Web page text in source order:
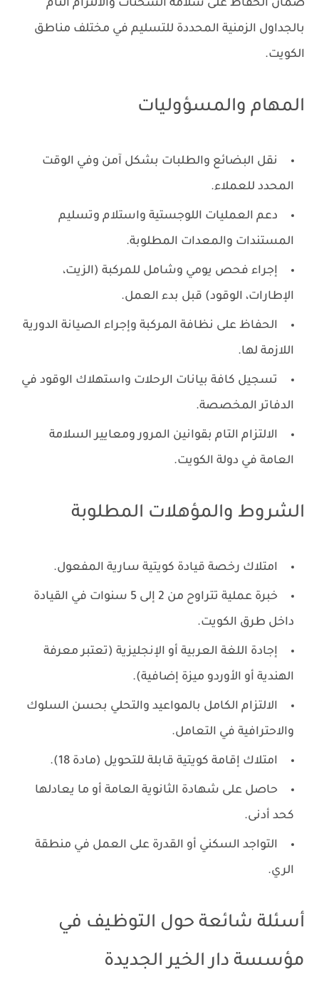
ضمان الحفاظ على سلامة الشحنات والالتزام التام
بالجداول الزمنية المحددة للتسليم في مختلف مناطق
الكويت.
المهام والمسؤوليات
نقل البضائع والطلبات بشكل آمن وفي الوقت
المحدد للعملاء.
دعم العمليات اللوجستية واستلام وتسليم
المستندات والمعدات المطلوبة.
إجراء فحص يومي وشامل للمركبة (الزيت،
الإطارات، الوقود) قبل بدء العمل.
الحفاظ على نظافة المركبة وإجراء الصيانة الدورية
اللازمة لها.
تسجيل كافة بيانات الرحلات واستهلاك الوقود في
الدفاتر المخصصة.
الالتزام التام بقوانين المرور ومعايير السلامة
العامة في دولة الكويت.
الشروط والمؤهلات المطلوبة
امتلاك رخصة قيادة كويتية سارية المفعول.
خبرة عملية تتراوح من 2 إلى 5 سنوات في القيادة
داخل طرق الكويت.
إجادة اللغة العربية أو الإنجليزية (تعتبر معرفة
الهندية أو الأوردو ميزة إضافية).
الالتزام الكامل بالمواعيد والتحلي بحسن السلوك
والاحترافية في التعامل.
امتلاك إقامة كويتية قابلة للتحويل (مادة 18).
حاصل على شهادة الثانوية العامة أو ما يعادلها
كحد أدنى.
التواجد السكني أو القدرة على العمل في منطقة
الري.
أسئلة شائعة حول التوظيف في
مؤسسة دار الخير الجديدة